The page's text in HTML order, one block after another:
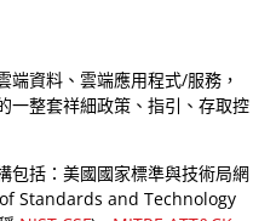
端資料、雲端應用程式/服務，
一整套祥細政策、指引、存取控
包括：美國國家標準與技術局網
Standards and Technology